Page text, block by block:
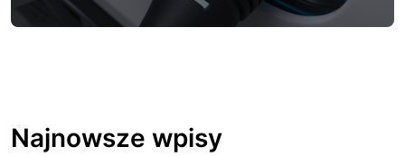
Elektrycznych
Najnowsze wpisy